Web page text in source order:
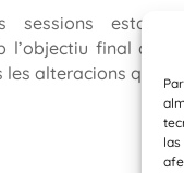
sessions estan
final d’
alteracions que